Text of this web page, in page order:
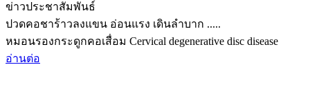
ข่าวประชาสัมพันธ์
ปวดคอชาร้าวลงแขน อ่อนแรง เดินลำบาก .....
หมอนรองกระดูกคอเสื่อม Cervical degenerative disc disease
อ่านต่อ